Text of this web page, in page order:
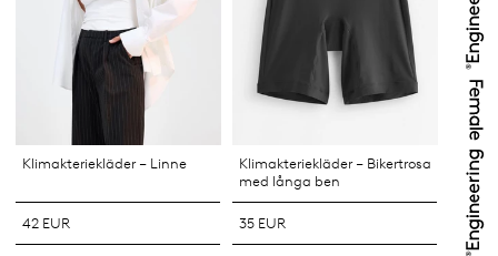
Klimakteriekläder – Linne
42 EUR
Klimakteriekläder – Bikertrosa
med långa ben
35 EUR